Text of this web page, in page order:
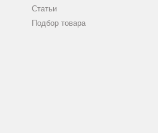
Статьи
Подбор товара